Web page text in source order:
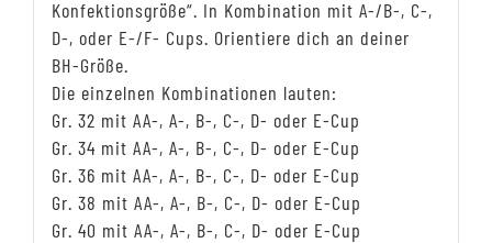
Konfektionsgröße“. In Kombination mit A-/B-, C-,
D-, oder E-/F- Cups. Orientiere dich an deiner
BH-Größe.
Die einzelnen Kombinationen lauten:
Gr. 32 mit AA-, A-, B-, C-, D- oder E-Cup
Gr. 34 mit AA-, A-, B-, C-, D- oder E-Cup
Gr. 36 mit AA-, A-, B-, C-, D- oder E-Cup
Gr. 38 mit AA-, A-, B-, C-, D- oder E-Cup
Gr. 40 mit AA-, A-, B-, C-, D- oder E-Cup